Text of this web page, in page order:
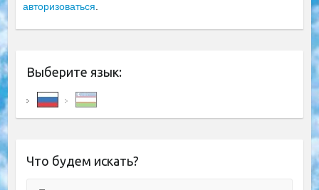
авторизоваться
Выберите язык:
Что будем искать?
Поиск